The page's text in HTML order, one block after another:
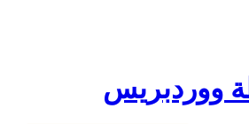
ووردبريس